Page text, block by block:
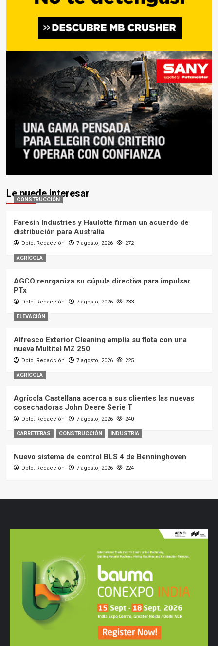
Le puede interesar
CONSTRUCCIÓN
Faresin Industries y Haulotte firman un acuerdo de
distribución para Australia
Dpto. Redacción 7 agosto, 2026 272
AGRÍCOLA
AGCO reorganiza su cúpula directiva para impulsar
PTx
Dpto. Redacción 7 agosto, 2026 233
ELEVACIÓN
Alfresco Exterior Cleaning amplía su flota con una
nueva Multitel MZ 250
Dpto. Redacción 7 agosto, 2026 225
AGRÍCOLA
Agrícola Castellana acerca a sus clientes las nuevas
cosechadoras John Deere Serie T
Dpto. Redacción 7 agosto, 2026 240
CARRETERAS CONSTRUCCIÓN INDUSTRIA
Nuevo sistema de control BLS 4 de Benninghoven
Dpto. Redacción 7 agosto, 2026 224